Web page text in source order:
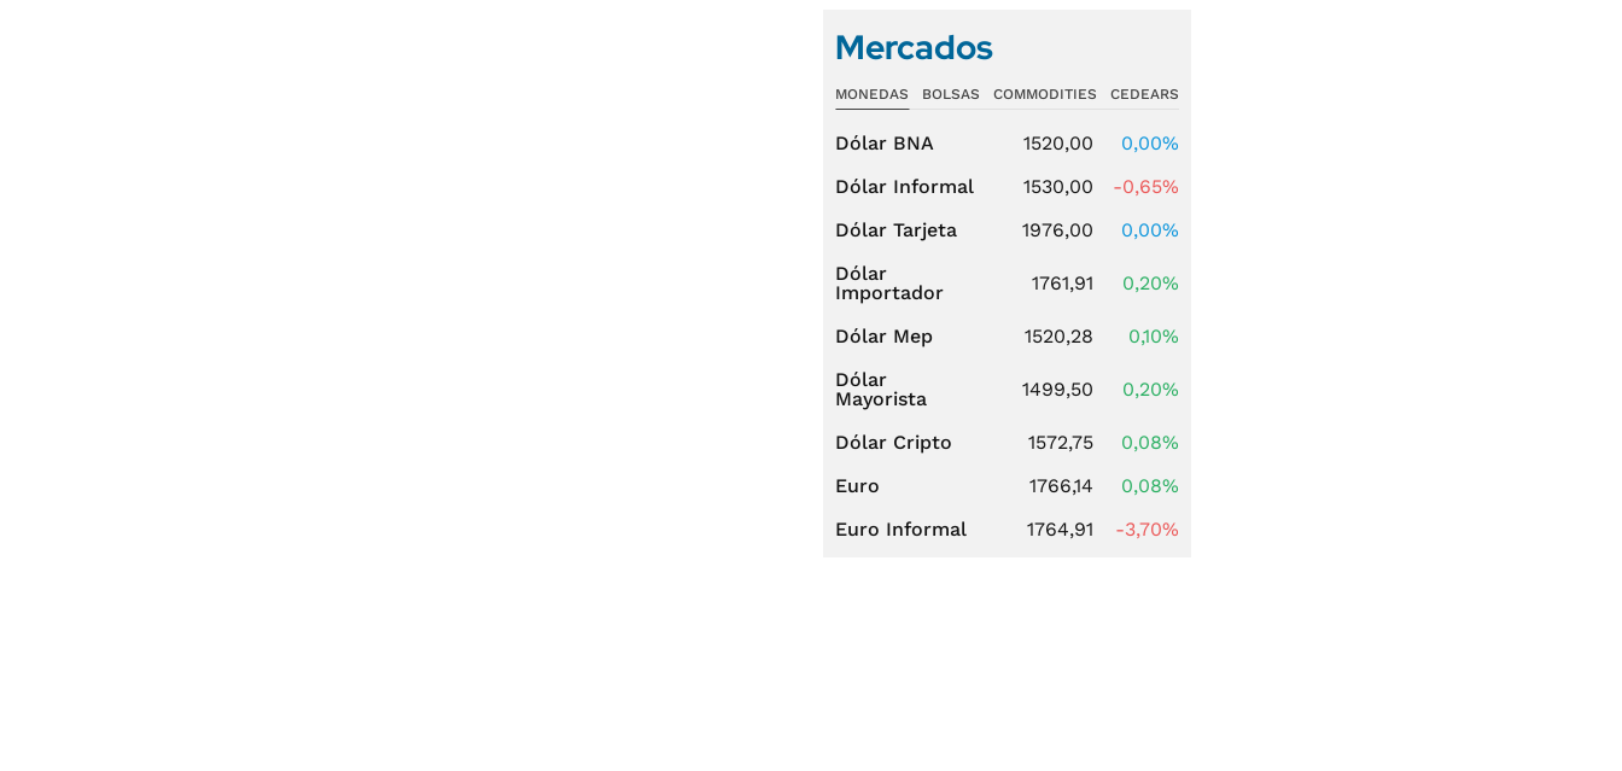
Mercados
MONEDAS BOLSAS COMMODITIES CEDEARS
Dólar BNA 1520,00
0,00%
Dólar Informal
1530,00
-0,65%
Dólar Tarjeta
1976,00
0,00%
Dólar
Importador
1761,91 0,20%
Dólar Mep 1520,28
0,10%
Dólar
Mayorista
1499,50 0,20%
Dólar Cripto 1572,75
0,08%
Euro
1766,14
0,08%
Euro Informal
1764,91 -3,70%